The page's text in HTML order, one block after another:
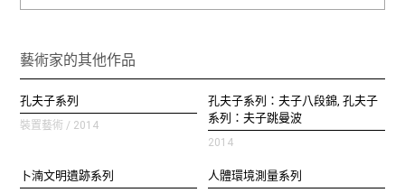
藝術家的其他作品
孔夫子系列
裝置藝術 / 2014
孔夫子系列：夫子八段錦, 孔夫子
系列：夫子跳曼波
2014
卜湳文明遺跡系列 人體環境測量系列